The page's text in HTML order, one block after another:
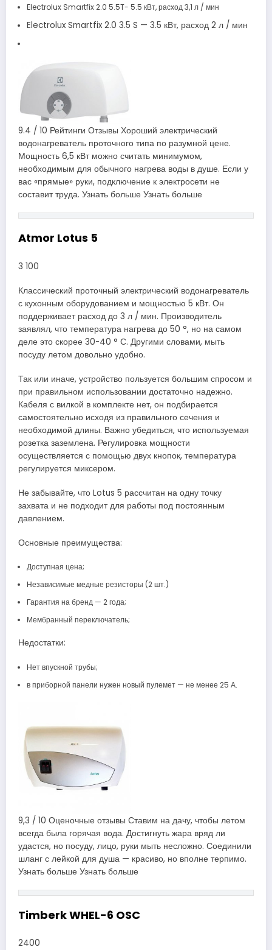
Electrolux Smartfix 2.0 5.5T- 5.5 кВт, расход 3,1 л / мин
Electrolux Smartfix 2.0 3.5 S — 3.5 кВт, расход 2 л / мин
9.4 / 10 Рейтинги Отзывы Хороший электрический
водонагреватель проточного типа по разумной цене.
Мощность 6,5 кВт можно считать минимумом,
необходимым для обычного нагрева воды в душе. Если у
вас «прямые» руки, подключение к электросети не
составит труда. Узнать больше Узнать больше
Atmor Lotus 5
3 100
Классический проточный электрический водонагреватель
с кухонным оборудованием и мощностью 5 кВт. Он
поддерживает расход до 3 л / мин. Производитель
заявлял, что температура нагрева до 50 °, но на самом
деле это скорее 30-40 ° С. Другими словами, мыть
посуду летом довольно удобно.
Так или иначе, устройство пользуется большим спросом и
при правильном использовании достаточно надежно.
Кабеля с вилкой в ​​комплекте нет, он подбирается
самостоятельно исходя из правильного сечения и
необходимой длины. Важно убедиться, что используемая
розетка заземлена. Регулировка мощности
осуществляется с помощью двух кнопок, температура
регулируется миксером.
Не забывайте, что Lotus 5 рассчитан на одну точку
захвата и не подходит для работы под постоянным
давлением.
Основные преимущества:
Доступная цена;
Независимые медные резисторы (2 шт.)
Гарантия на бренд — 2 года;
Мембранный переключатель;
Недостатки:
Нет впускной трубы;
в приборной панели нужен новый пулемет — не менее 25 А.
9,3 / 10 Оценочные отзывы Ставим на дачу, чтобы летом
всегда была горячая вода. Достигнуть жара вряд ли
удастся, но посуду, лицо, руки мыть несложно. Соединили
шланг с лейкой для душа — красиво, но вполне терпимо.
Узнать больше Узнать больше
Timberk WHEL-6 OSC
2400